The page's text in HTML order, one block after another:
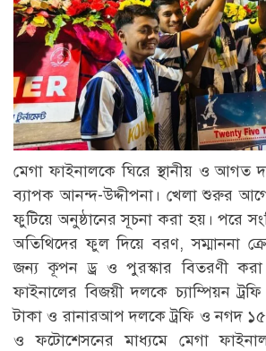
মেগা ফাইনালকে ঘিরে স্থানীয় ও আগত
ব্যাপক আনন্দ-উদ্দীপনা। খেলা শুরুর
ফুটিয়ে অনুষ্ঠানের সূচনা করা হয়। পরে
অতিথিদের ফুল দিয়ে বরণ, সম্মাননা
জন্য কূপন ড্র ও পুরস্কার বিতরণী করা
ফাইনালের বিজয়ী দলকে চ্যাম্পিয়ন
টাকা ও রানারআপ দলকে ট্রফি ও নগদ ১৫
ও ফটোশেসনের মাধ্যমে মেগা ফাইনাল